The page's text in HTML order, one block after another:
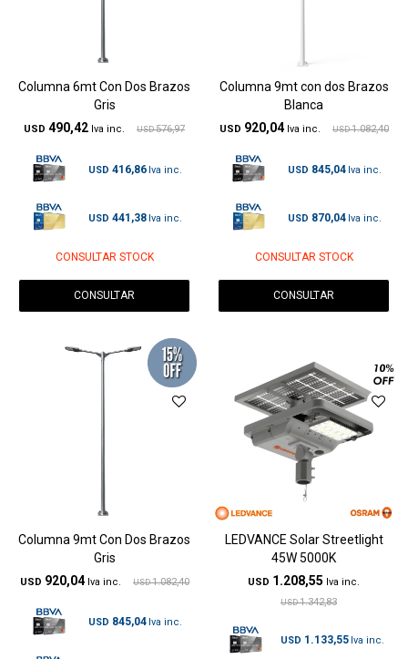
Columna 6mt Con Dos Brazos
Gris
USD 490,42 USD 576,97
USD 416,86
USD 441,38
CONSULTAR STOCK
CONSULTAR
Columna 9mt con dos Brazos
Blanca
USD 920,04 USD 1.082,40
USD 845,04
USD 870,04
CONSULTAR STOCK
CONSULTAR
Columna 9mt Con Dos Brazos
Gris
USD 920,04 USD 1.082,40
USD 845,04
LEDVANCE Solar Streetlight
45W 5000K
USD 1.208,55
USD 1.342,83
USD 1.133,55